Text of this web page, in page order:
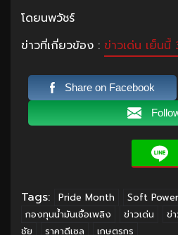
โดยนพวัชร์
ข่าวที่เกี่ยวข้อง : ข่าวเด่น เย็น
Share on Facebook
Tags: Pride Month Soft Power
กองทุนน้ำมันเชื้อเพลิง
ข่าวเด่น ข่
ชัย
ราคาดีเซล เกษตรกร